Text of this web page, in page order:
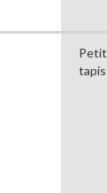
Petit
tapis